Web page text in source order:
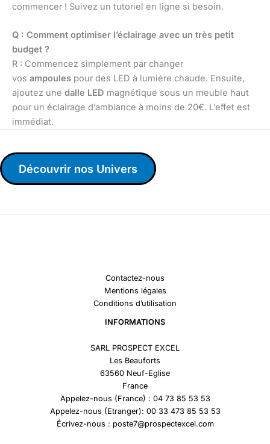
commencer ! Suivez un tutoriel en ligne si besoin.
Q : Comment optimiser l’éclairage avec un très petit
budget ?
R : Commencez simplement par changer
vos ampoules pour des LED à lumière chaude. Ensuite,
ajoutez une dalle LED magnétique sous un meuble haut
pour un éclairage d’ambiance à moins de 20€. L’effet est
immédiat.
Découvrir nos Univers
Contactez-nous
Mentions légales
Conditions d’utilisation
INFORMATIONS
SARL PROSPECT EXCEL
Les Beauforts
63560 Neuf-Eglise
France
Appelez-nous (France) : 04 73 85 53 53
Appelez-nous (Etranger): 00 33 473 85 53 53
Écrivez-nous : poste7@prospectexcel.com